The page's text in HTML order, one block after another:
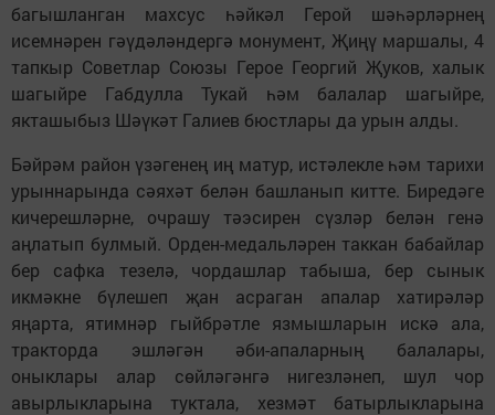
багышланган махсус һәйкәл Герой шәһәрләрнең
исемнәрен гәүдәләндергә монумент, Җиңү маршалы, 4
тапкыр Советлар Союзы Герое Георгий Җуков, халык
шагыйре Габдулла Тукай һәм балалар шагыйре,
якташыбыз Шәүкәт Галиев бюстлары да урын алды.
Бәйрәм район үзәгенең иң матур, истәлекле һәм тарихи
урыннарында сәяхәт белән башланып китте. Биредәге
кичерешләрне, очрашу тәэсирен сүзләр белән генә
аңлатып булмый. Орден-медальләрен таккан бабайлар
бер сафка тезелә, чордашлар табыша, бер сынык
икмәкне бүлешеп җан асраган апалар хатирәләр
яңарта, ятимнәр гыйбрәтле язмышларын искә ала,
тракторда эшләгән әби-апаларның балалары,
оныклары алар сөйләгәнгә нигезләнеп, шул чор
авырлыкларына туктала, хезмәт батырлыкларына